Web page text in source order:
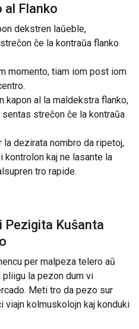
al Flanko
dekstren laŭeble,
ĉe la kontraŭa flanko
momento, tiam iom post iom
kapon al la maldekstra flanko,
streĉon ĉe la kontraŭa
la dezirata nombro da ripetoj,
kontrolon kaj ne lasante la
tro rapide.
Pezigita Kuŝanta
per malpeza telero aŭ
la pezon dum vi
Meti tro da pezo sur
viajn kolmuskolojn kaj konduki